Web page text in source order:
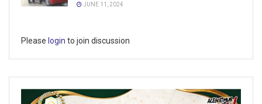
JUNE 11, 2024
Please login to join discussion